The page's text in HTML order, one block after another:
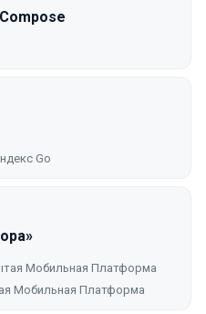
Go
Мобильная Платформа
Мобильная Платформа